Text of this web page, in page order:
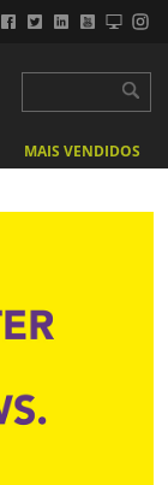
MAIS VENDIDOS